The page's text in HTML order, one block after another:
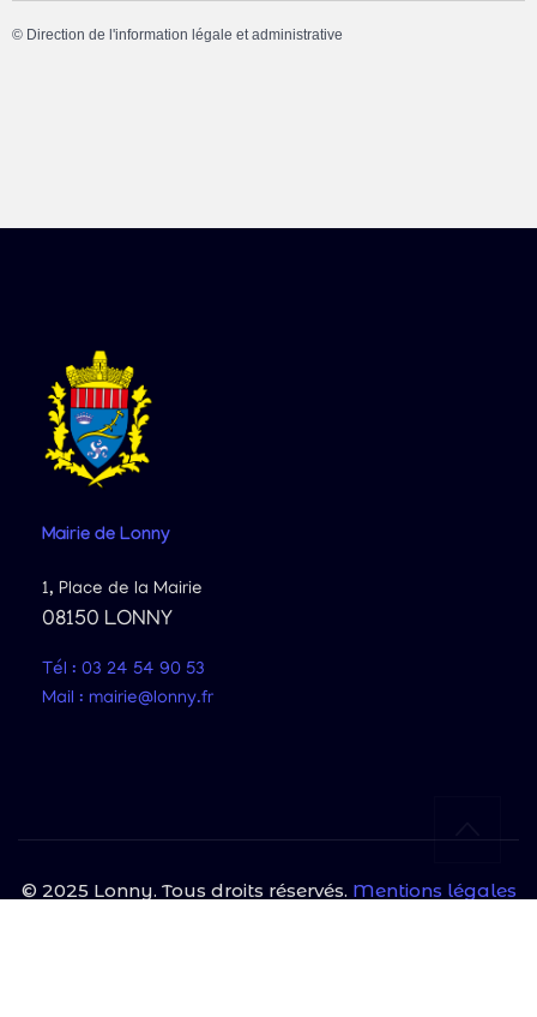
© Direction de l'information légale et administrative
Mairie de Lonny
1, Place de la Mairie
08150 LONNY
Tél : 03 24 54 90 53
Mail : mairie@lonny.fr
© 2025 Lonny. Tous droits réservés. Mentions légales